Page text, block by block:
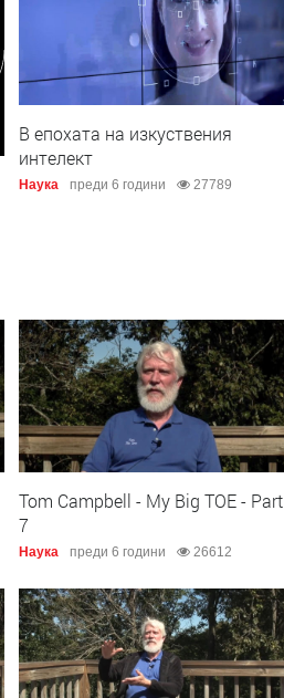
В епохата на изкуствения
интелект
Наука преди 6 години 27789
Tom Campbell - My Big TOE - Part
7
Наука преди 6 години 26612